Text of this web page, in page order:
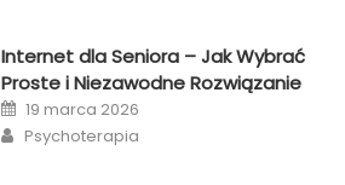
Internet dla Seniora – Jak Wybrać
Proste i Niezawodne Rozwiązanie
Posted
on
19 marca 2026
Author
Psychoterapia